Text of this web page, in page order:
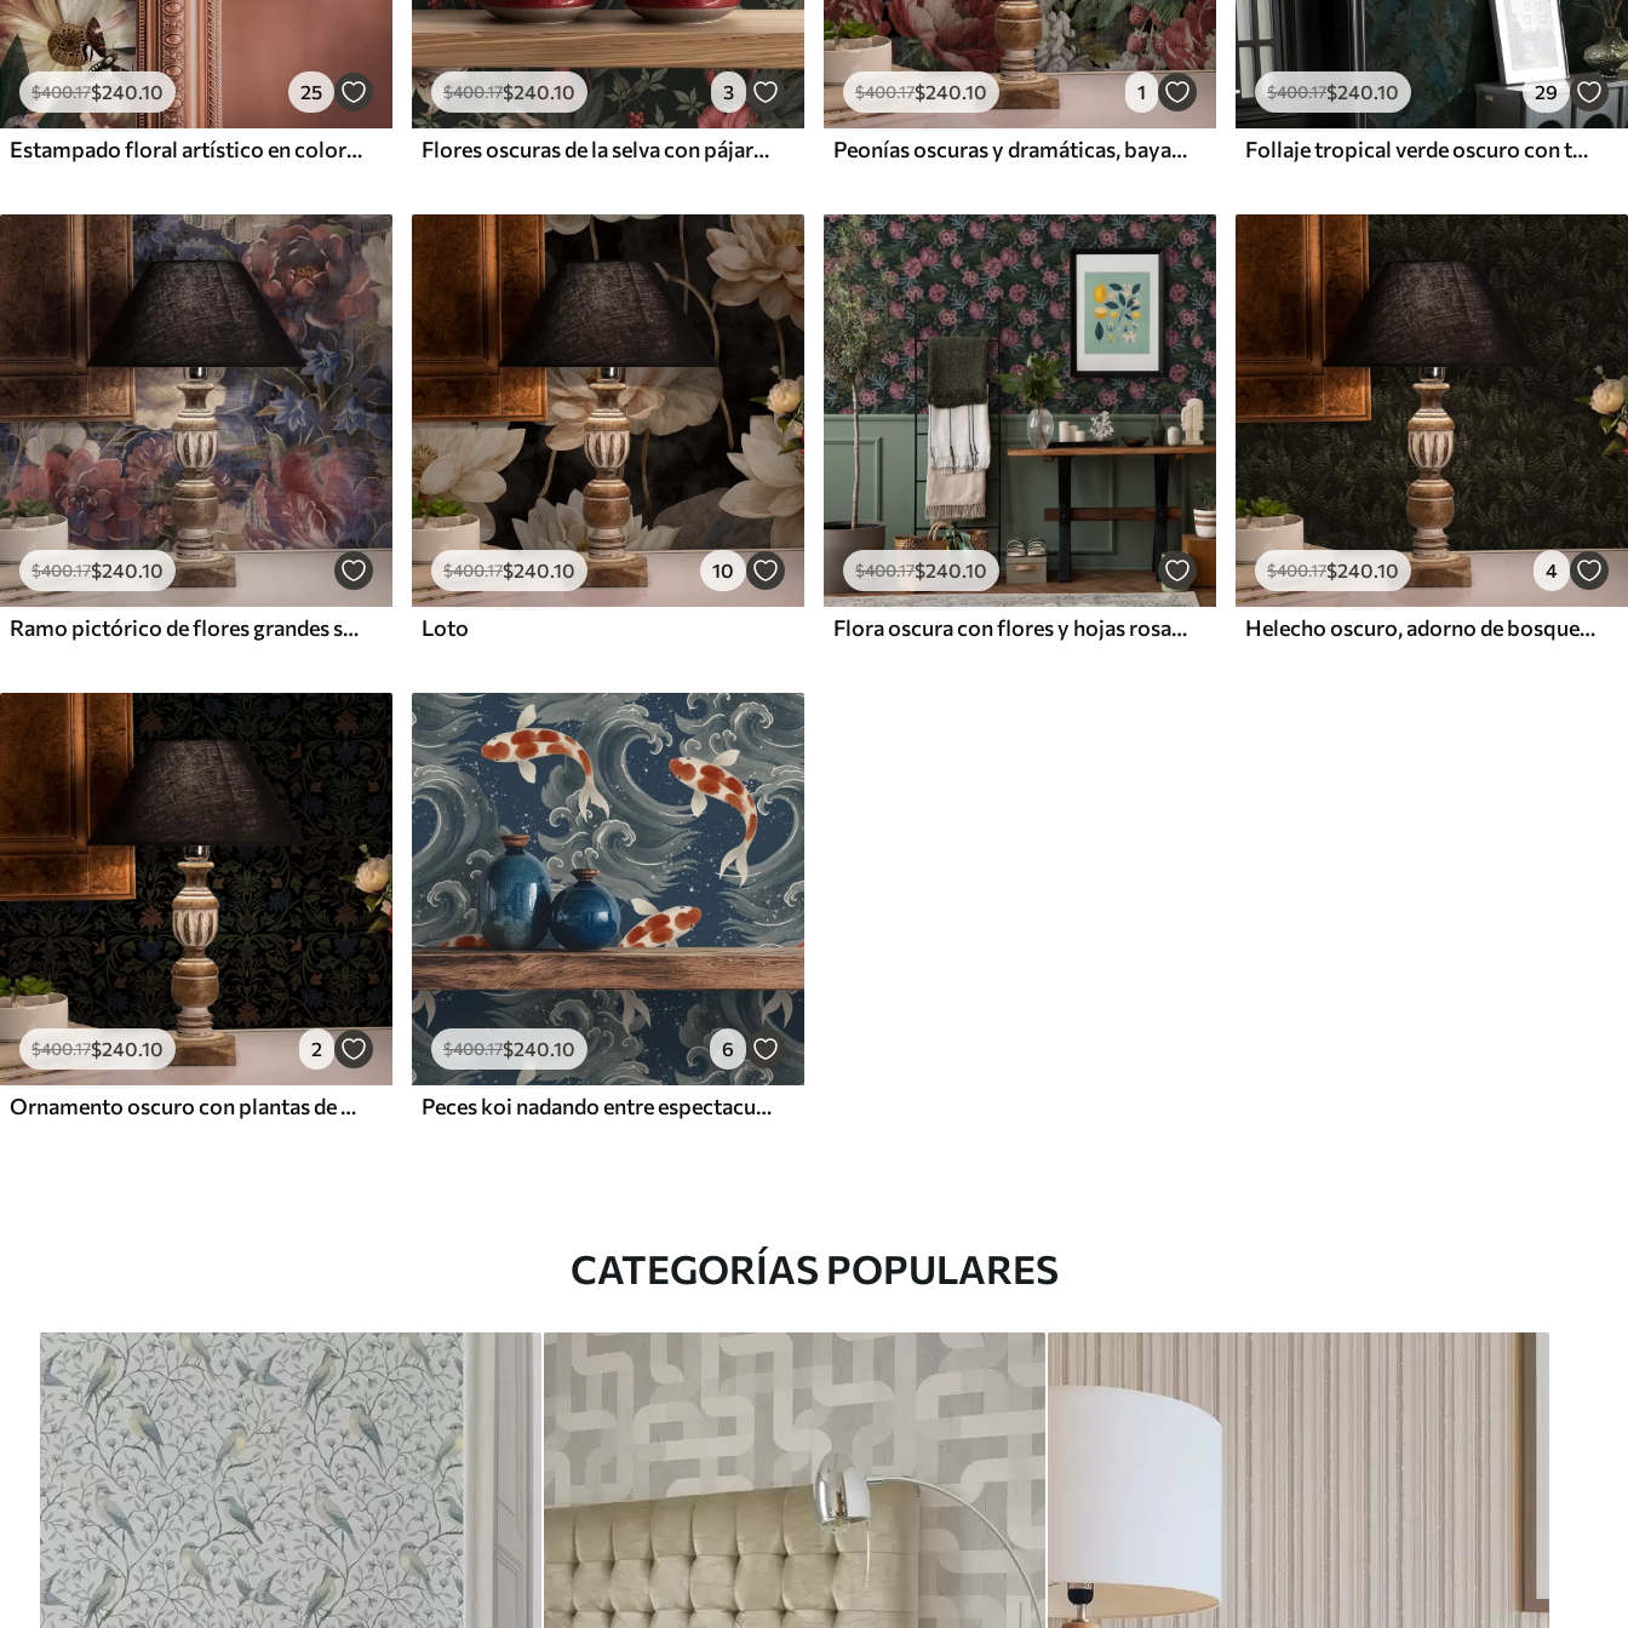
$400.17$240.10 25
Estampado floral artístico en colores oscuros
$400.17$240.10 3
Flores oscuras de la selva con pájaros y mariposas
$400.17$240.10 1
Peonías oscuras y dramáticas, bayas y mariposa sobre fondo negro
$400.17$240.10 29
Follaje tropical verde oscuro con toques azules
$400.17$240.10
Ramo pictórico de flores grandes sobre fondo índigo intenso
$400.17$240.10 10
Loto
$400.17$240.10
Flora oscura con flores y hojas rosadas, fondo intenso
$400.17$240.10 4
Helecho oscuro, adorno de bosque, colores nocturnos
$400.17$240.10 2
Ornamento oscuro con plantas de estilo clásico
$400.17$240.10 6
Peces koi nadando entre espectaculares olas oceánicas
CATEGORÍAS POPULARES